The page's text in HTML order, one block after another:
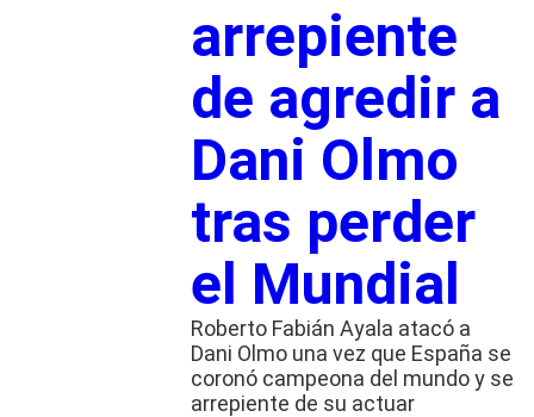
arrepiente
de agredir a
Dani Olmo
tras perder
el Mundial
Roberto Fabián Ayala atacó a
Dani Olmo una vez que España se
coronó campeona del mundo y se
arrepiente de su actuar